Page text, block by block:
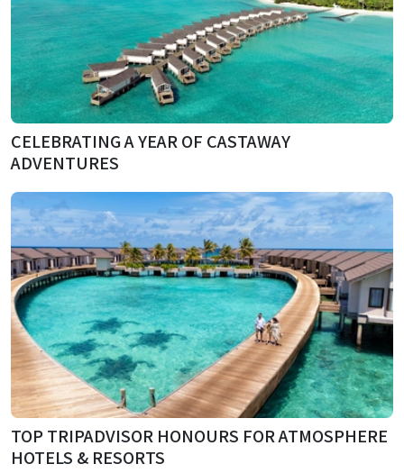
CELEBRATING A YEAR OF CASTAWAY
ADVENTURES
TOP TRIPADVISOR HONOURS FOR ATMOSPHERE
HOTELS & RESORTS